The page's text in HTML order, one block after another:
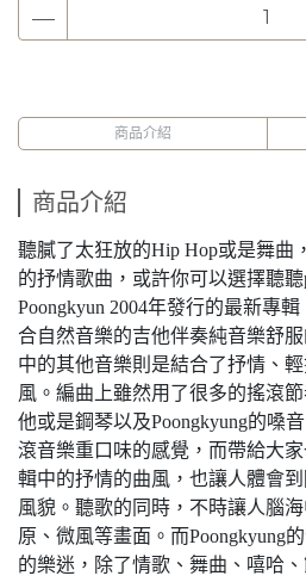
商品介紹
商品介紹
聽膩了太狂放的Hip Hop或是舞曲
的抒情歌曲，或許你可以選擇聽
Poongkyun 2004年發行的最新專
合自然音樂的吉他伴奏純音樂舒
中的其他音樂則是結合了抒情、
風。編曲上雖然用了很多的搖滾
他或是鋼琴以及Poongkyung的嗓
滾音樂重口味的感覺，而帶給大
輯中的抒情的曲風，也讓人體會
風貌。聽歌的同時，不時讓人腦
原、微風等畫面。而Poongkyung
的樂迷，除了情歌、舞曲、嘻哈